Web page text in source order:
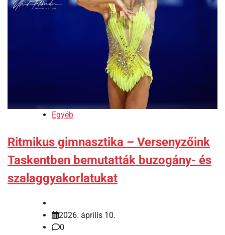
Egyéb
Ritmikus gimnasztika – Versenyzőink
Taskentben bemutatták buzogány- és
szalaggyakorlatukat
2026. április 10.
0